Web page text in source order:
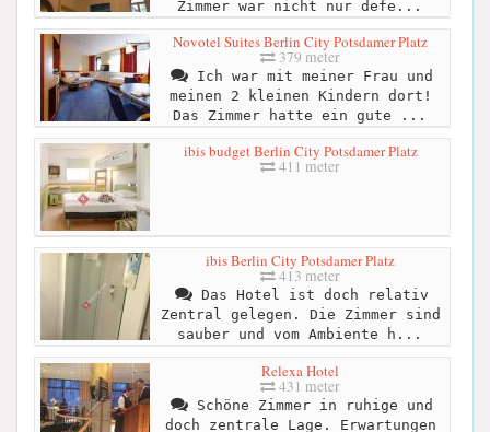
Zimmer war nicht nur defe...
Novotel Suites Berlin City Potsdamer Platz
379 meter
Ich war mit meiner Frau und
meinen 2 kleinen Kindern dort!
Das Zimmer hatte ein gute ...
ibis budget Berlin City Potsdamer Platz
411 meter
ibis Berlin City Potsdamer Platz
413 meter
Das Hotel ist doch relativ
Zentral gelegen. Die Zimmer sind
sauber und vom Ambiente h...
Relexa Hotel
431 meter
Schöne Zimmer in ruhige und
doch zentrale Lage. Erwartungen